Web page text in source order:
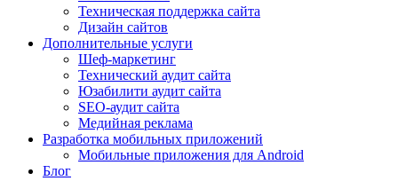
Техническая поддержка сайта
Дизайн сайтов
Дополнительные услуги
Шеф-маркетинг
Технический аудит сайта
Юзабилити аудит сайта
SEO-аудит сайта
Медийная реклама
Разработка мобильных приложений
Мобильные приложения для Android
Блог